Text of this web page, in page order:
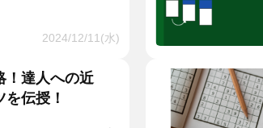
2024/12/11(水)
！達人への近
伝授！